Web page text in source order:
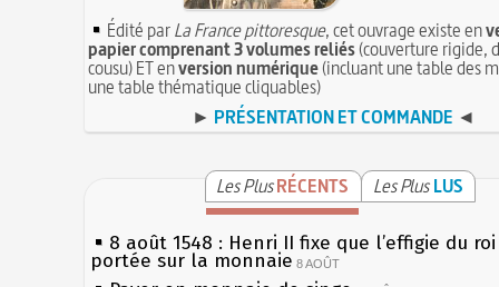
Édité parLa France pittoresque, cet ouvrage existe en
papier comprenant 3 volumes reliés(couverture rigide,
cousu) ET enversion numérique(incluant une table des
une table thématique cliquables)
► PRÉSENTATION ET COMMANDE ◄
Les PlusRÉCENTS Les Plus LUS
8 août 1548 : Henri II fixe que l’effigie du
portée sur la monnaie 8 AOÛT